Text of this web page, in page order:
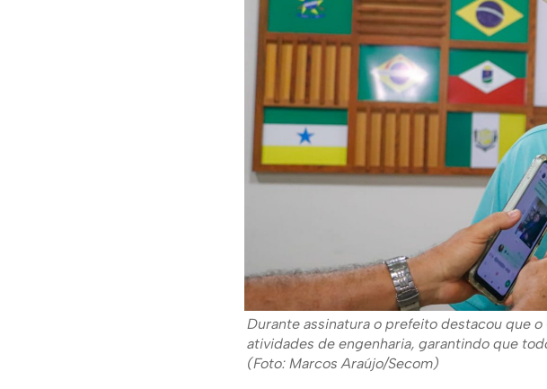
Durante assinatura o prefeito destacou que
atividades de engenharia, garantindo que
(Foto: Marcos Araújo/Secom)